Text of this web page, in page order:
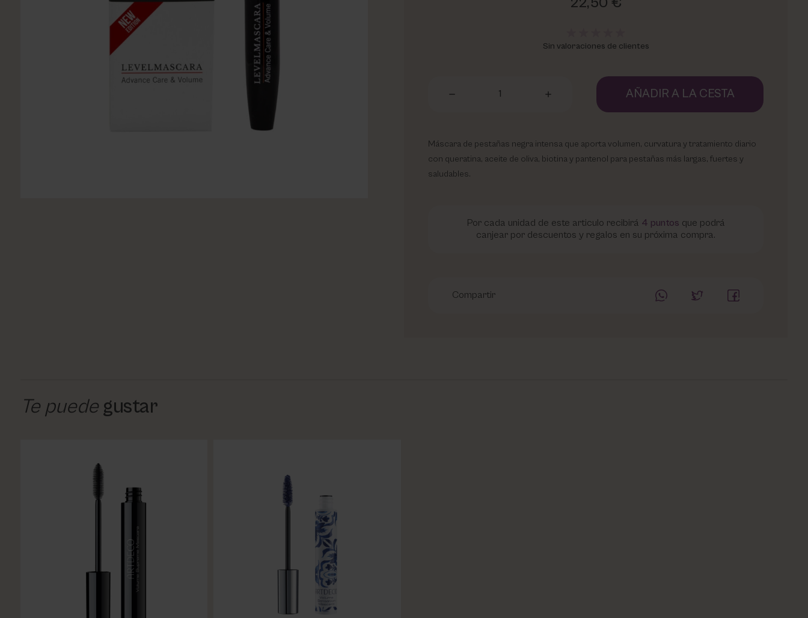
Sin valoraciones de clientes
1 AÑADIR A LA CESTA
Máscara de pestañas negra intensa que aporta volumen, curvatura y tratamiento diario
con queratina, aceite de oliva, biotina y pantenol para pestañas más largas, fuertes y
saludables.
Por cada unidad de este articulo recibirá 4 puntos que podrá
canjear por descuentos y regalos en su próxima compra.
Compartir
Te puede gustar